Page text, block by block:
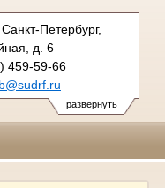
развернуть
Петербург,
д. 6
459-59-66
карте